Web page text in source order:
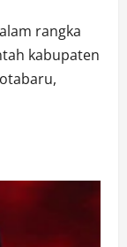
rangka
kabupaten